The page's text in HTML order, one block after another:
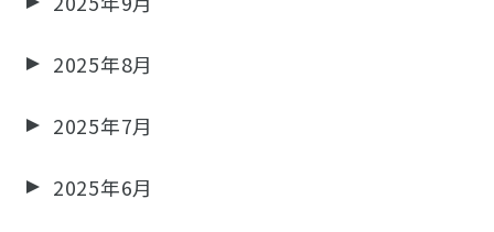
2025年8月
2025年7月
2025年6月